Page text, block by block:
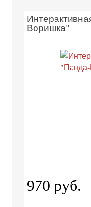
Воришка"
970 руб.